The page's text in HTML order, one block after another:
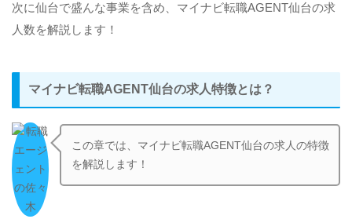
次に仙台で盛んな事業を含め、マイナビ転職AGENT仙台の求
人数を解説します！
マイナビ転職AGENT仙台の求人特徴とは？
この章では、マイナビ転職AGENT仙台の求人の特徴
を解説します！